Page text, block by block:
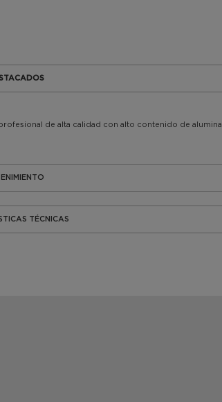
de alta calidad con alto contenido de alumina
TÉCNICAS